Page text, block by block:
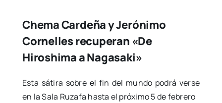
Chema Cardeña y Jerónimo
Cornelles recuperan «De
Hiroshima a Nagasaki»
Esta sáti­ra sobre el fin del mun­do podrá ver­se
en la Sala Ruza­fa has­ta el pró­xi­mo 5 de febre­ro